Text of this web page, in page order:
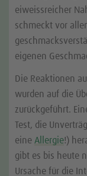
eiweissreicher
schmeckt vor
eigenen
Die Reaktionen
wurden auf die
zurückgeführt.
Test, die
eine Allergie!)
gibt es bis heute
Ursache für die